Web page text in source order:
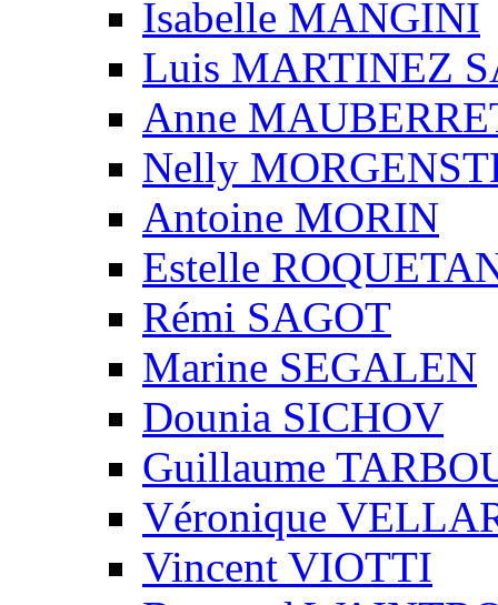
Isabelle MANGINI
Luis MARTINEZ
Anne
Nelly
Antoine MORIN
Estelle
Rémi SAGOT
Marine SEGALEN
Dounia SICHOV
Guillaume
Véronique
Vincent VIOTTI